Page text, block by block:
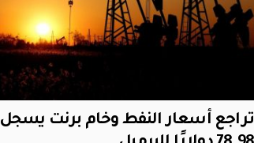
تراجع أسعار النفط وخام برنت يسجل